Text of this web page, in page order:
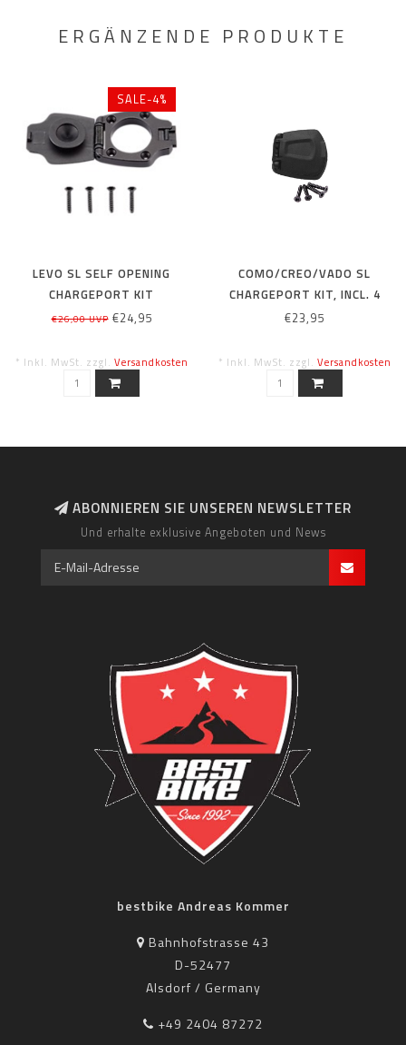
ERGÄNZENDE PRODUKTE
SALE-4%
LEVO SL SELF OPENING
CHARGEPORT KIT
€26,00 UVP€24,95
* Inkl. MwSt. zzgl. Versandkosten
COMO/CREO/VADO SL
CHARGEPORT KIT, INCL. 4
BOLTS
€23,95
* Inkl. MwSt. zzgl. Versandkosten
ABONNIEREN SIE UNSEREN NEWSLETTER
Und erhalte exklusive Angeboten und News
bestbike Andreas Kommer
Bahnhofstrasse 43
D-52477
Alsdorf / Germany
+49 2404 87272